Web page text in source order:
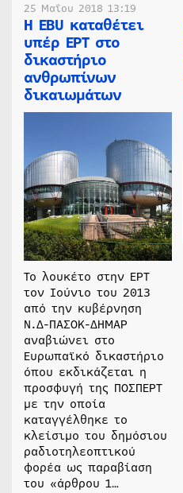
25 Μαΐου 2018 13:19
Η EBU καταθέτει
υπέρ ΕΡΤ στο
δικαστήριο
ανθρωπίνων
δικαιωμάτων
Το λουκέτο στην ΕΡΤ
τον Ιούνιο του 2013
από την κυβέρνηση
Ν.Δ-ΠΑΣΟΚ-ΔΗΜΑΡ
αναβιώνει στο
Ευρωπαϊκό δικαστήριο
όπου εκδικάζεται η
προσφυγή της ΠΟΣΠΕΡΤ
με την οποία
καταγγέλθηκε το
κλείσιμο του δημόσιου
ραδιοτηλεοπτικού
φορέα ως παραβίαση
του «άρθρου 1…